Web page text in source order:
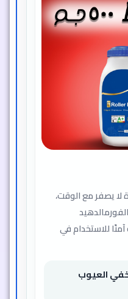
لا يصفر مع الوقت،
للاستخدام في
العيوب